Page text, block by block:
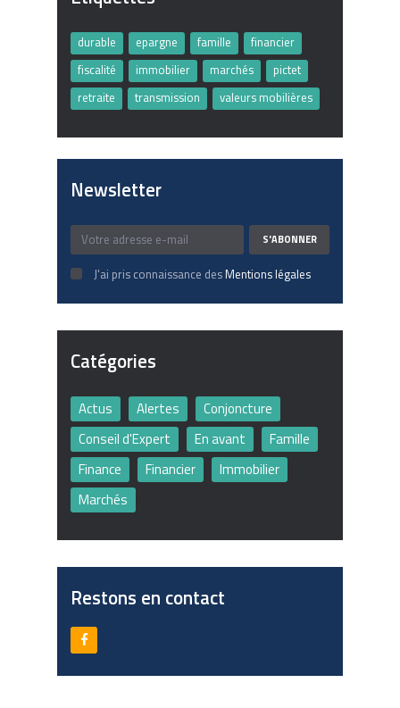
durable epargne famille
financier
fiscalité
immobilier marchés
pictet
retraite
transmission valeurs mobilières
Newsletter
J'ai pris connaissance des Mentions légales
Catégories
Actus Alertes
Conjoncture
Conseil d'Expert
En avant
Famille
Finance
Financier
Immobilier
Marchés
Restons en contact